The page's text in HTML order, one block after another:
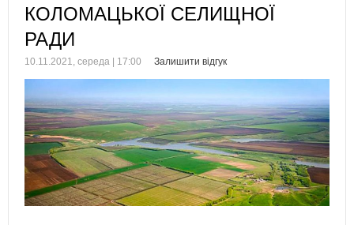
КОЛОМАЦЬКОЇ СЕЛИЩНОЇ
РАДИ
10.11.2021, середа | 17:00 Залишити відгук